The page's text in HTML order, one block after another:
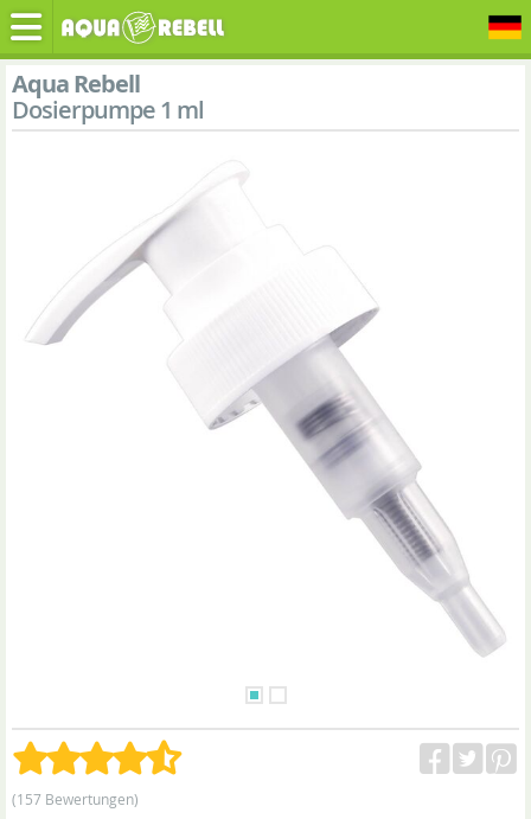
Aqua Rebell
Dosierpumpe 1 ml
(157 Bewertungen)